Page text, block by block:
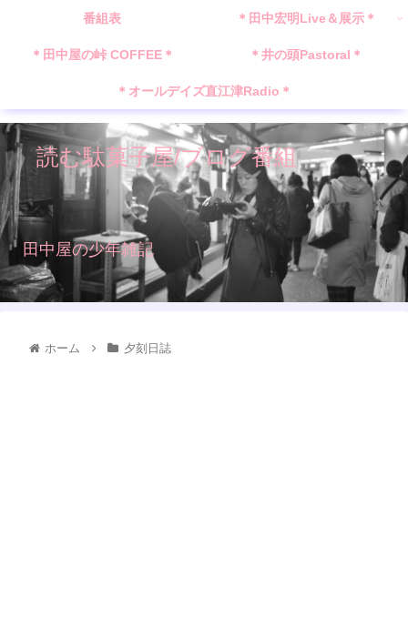
読む駄菓子屋/ブログ番組
田中屋の少年雑記
番組表 ＊田中宏明Live＆展示＊
＊田中屋の峠 COFFEE＊ ＊井の頭Pastoral＊
＊オールデイズ直江津Radio＊
ホーム 夕刻日誌